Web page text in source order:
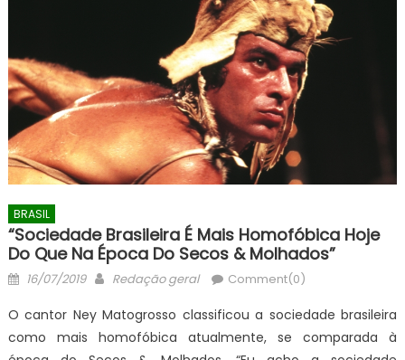
BRASIL
“Sociedade Brasileira É Mais Homofóbica Hoje
Do Que Na Época Do Secos & Molhados”
Posted
16/07/2019 Author
Redação geral Comment(0)
O cantor Ney Matogrosso classificou a sociedade brasileira
como mais homofóbica atualmente, se comparada à